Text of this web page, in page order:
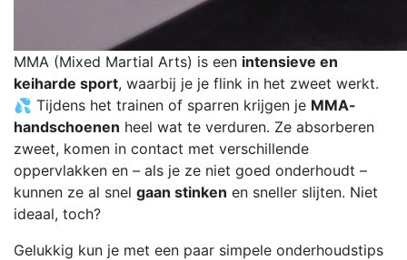
MMA (Mixed Martial Arts) is een intensieve en
keiharde sport, waarbij je je flink in het zweet werkt.
💦 Tijdens het trainen of sparren krijgen je MMA-
handschoenen heel wat te verduren. Ze absorberen
zweet, komen in contact met verschillende
oppervlakken en – als je ze niet goed onderhoudt –
kunnen ze al snel gaan stinken en sneller slijten. Niet
ideaal, toch?
Gelukkig kun je met een paar simpele onderhoudstips